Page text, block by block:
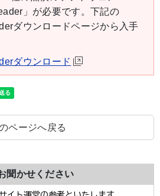
」が必要です。下記の
ダウンロードページから入手
ダウンロード
ページへ戻る
聞かせください